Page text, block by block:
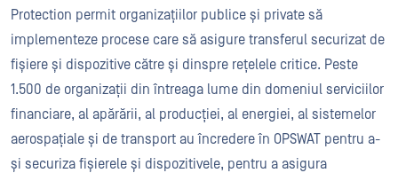
Protection permit organizațiilor publice și private să
implementeze procese care să asigure transferul securizat de
fișiere și dispozitive către și dinspre rețelele critice. Peste
1.500 de organizații din întreaga lume din domeniul serviciilor
financiare, al apărării, al producției, al energiei, al sistemelor
aerospațiale și de transport au încredere în OPSWAT pentru a-
și securiza fișierele și dispozitivele, pentru a asigura